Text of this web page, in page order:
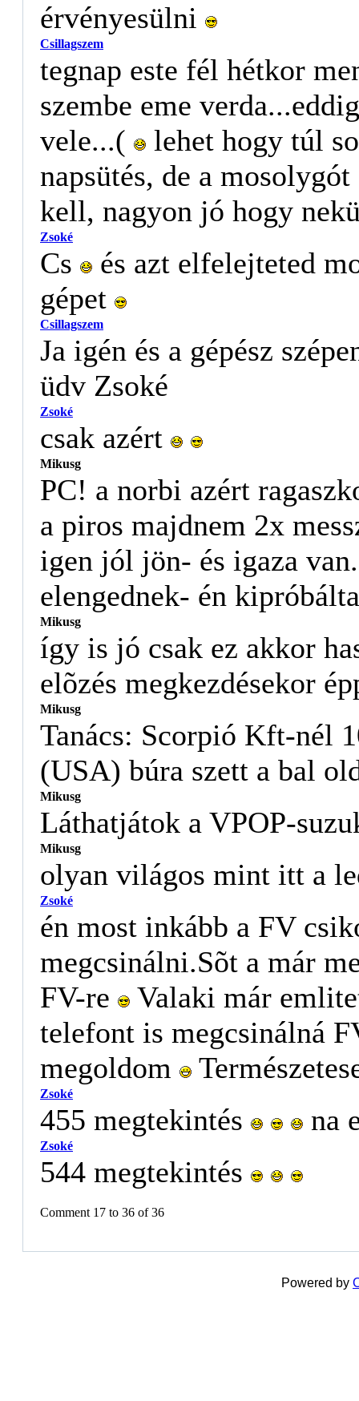
érvényesülni
Csillagszem
tegnap este fél hétkor
szembe eme
vele...(
lehet hogy túl
napsütés, de a
kell, nagyon jó hogy
Zsoké
Cs
és azt elfelejteted
gépet
Csillagszem
Ja igén és a gépész
üdv Zsoké
Zsoké
csak azért
Mikusg
PC! a norbi azért
a piros majdnem 2x
igen jól jön- és igaza
elengednek- én
Mikusg
így is jó csak ez akkor
elõzés megkezdésekor
Mikusg
Tanács: Scorpió Kft-nél
(USA) búra szett a bal
Mikusg
Láthatjátok a VPOP-
Mikusg
olyan világos mint itt a
Zsoké
én most inkább a FV
megcsinálni.Sõt a már
FV-re
Valaki már
telefont is megcsinálná
megoldom
Zsoké
455 megtekintés na
Zsoké
544 megtekintés
Comment 17 to 36 of 36
Powered by